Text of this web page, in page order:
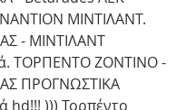
ΜΙΝΤΙΛΑΝΤ.
- ΜΙΝΤΙΛΑΝΤ
ΤΟΡΠΕΝΤΟ ΖΟΝΤΙΝΟ -
ΠΡΟΓΝΩΣΤΙΚΑ
hd!!! ))) Τορπέντο